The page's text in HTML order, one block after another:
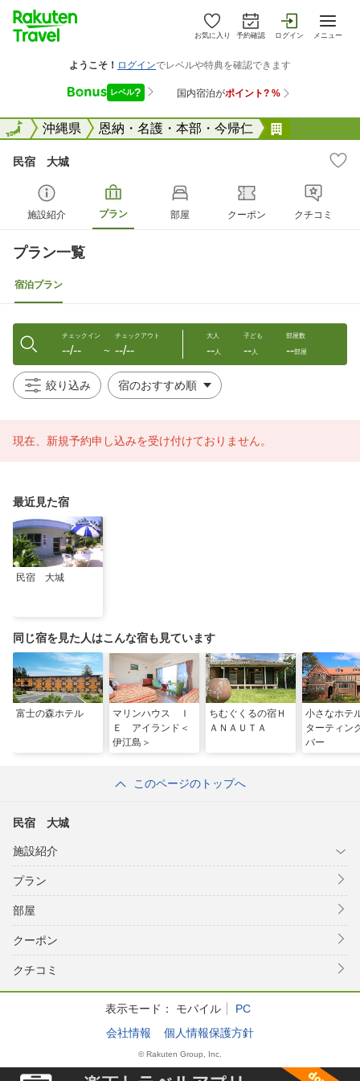
お気に入り 予約確認 ログイン メニュー
全国沖縄県 恩納・名護・本部・今帰仁
全国
民宿 大城
施設紹介 プラン 部屋 クーポン クチコミ
プラン一覧
宿泊プラン
チェックイン
--/-- 〜
チェックアウト
--/--
大人
--人
子ども
--人
部屋数
--部屋
絞り込み
現在、新規予約申し込みを受け付けておりません。
最近見た宿
民宿 大城
同じ宿を見た人はこんな宿も見ています
富士の森ホテル
マリンハウス Ｉ
Ｅ アイランド＜
伊江島＞
ちむぐくるの宿Ｈ
ＡＮＡＵＴＡ
小さなホ
ターティン
バー
このページのトップへ
民宿 大城
施設紹介
プラン
部屋
クーポン
クチコミ
表示モード： モバイル
PC
会社情報
個人情報保護方針
© Rakuten Group, Inc.